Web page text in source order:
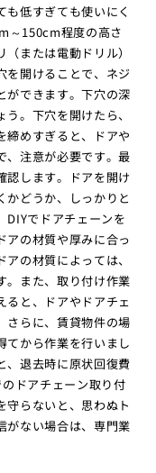
も低すぎても使いにく
～150cm程度の高さ
または電動ドリル）
を開けることで、ネジ
ができます。下穴の深
。下穴を開けたら、
締めすぎると、ドアや
、注意が必要です。最
認します。ドアを開け
かどうか、しっかりと
DIYでドアチェーンを
アの材質や厚みに合っ
の材質によっては、
。また、取り付け作業
ると、ドアやドアチェ
さらに、賃貸物件の場
てから作業を行いまし
、退去時に原状回復費
ドアチェーン取り付
守らないと、思わぬト
がない場合は、専門業